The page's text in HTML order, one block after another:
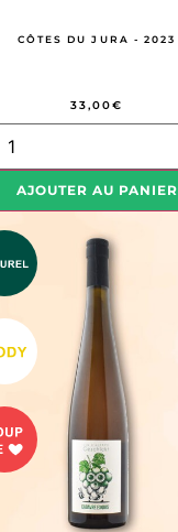
CÔTES DU JURA - 2023
33,00€
AJOUTER AU PANIER